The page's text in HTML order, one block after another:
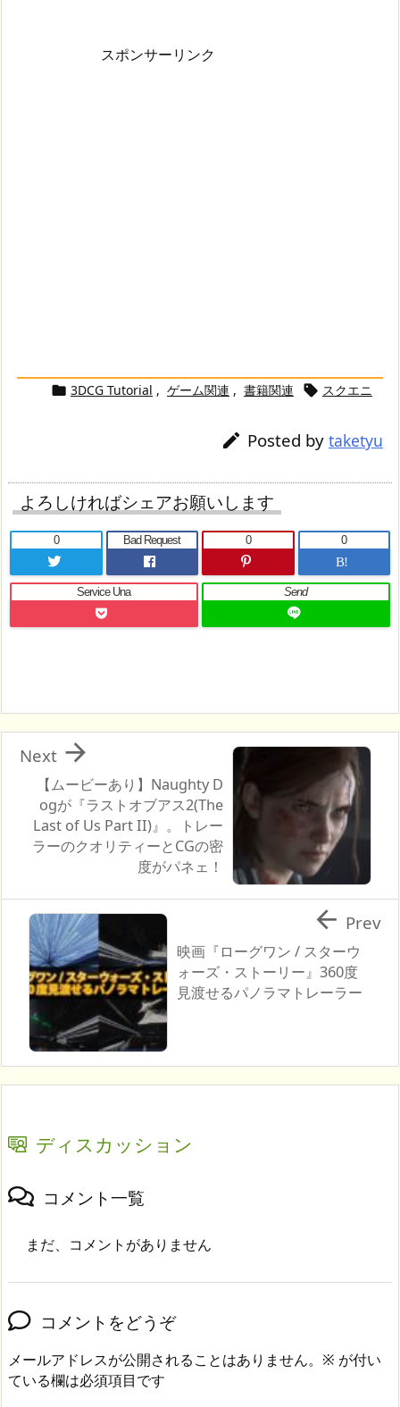
スポンサーリンク
 3DCG Tutorial , ゲーム関連 , 書籍関連  スクエニ
 Posted by taketyu
よろしければシェアお願いします
0 Bad Request
0
B!
0
Service Una Send
【ムービーあり】Naughty D
ogが『ラストオブアス2(The
Last of Us Part II)』。トレー
ラーのクオリティーとCGの密
度がパネェ！

Next
映画『ローグワン / スターウ
ォーズ・ストーリー』360度
見渡せるパノラマトレーラー
 Prev
ディスカッション
コメント一覧
まだ、コメントがありません
コメントをどうぞ
メールアドレスが公開されることはありません。 ※ が付い
ている欄は必須項目です